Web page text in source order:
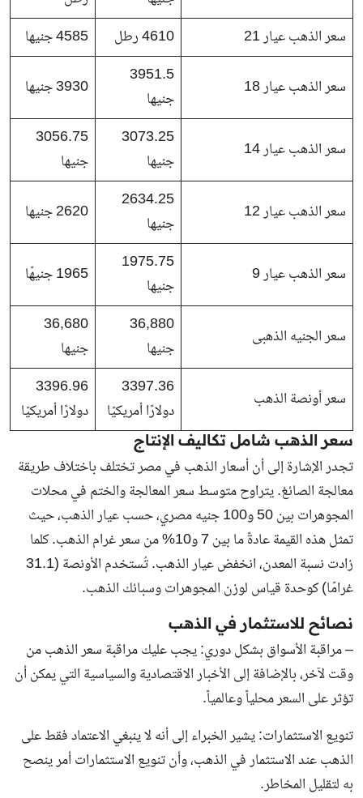
سعر الذهب عيار 21
4610 رطل 4585 جنيها
سعر الذهب عيار 18
3951.5
جنيها
3930 جنيها
سعر الذهب عيار 14
3073.25
جنيها
3056.75
جنيها
سعر الذهب عيار 12
2634.25
جنيها
2620 جنيها
سعر الذهب عيار 9
1975.75
جنيها
1965 جنيهًا
سعر الجنيه الذهبى
36,880
جنيها
36,680
جنيها
سعر أونصة الذهب
3397.36
دولارًا أمريكيًا
3396.96
دولارًا أمريكيًا
سعر الذهب شامل تكاليف الإنتاج
تجدر الإشارة إلى أن أسعار الذهب في مصر تختلف باختلاف طريقة
معالجة الصائغ. يتراوح متوسط سعر المعالجة والختم في محلات
المجوهرات بين 50 و100 جنيه مصري، حسب عيار الذهب، حيث
تمثل هذه القيمة عادةً ما بين 7 و10% من سعر غرام الذهب. كلما
زادت نسبة المعدن، انخفض عيار الذهب. تُستخدم الأونصة (31.1
غرامًا) كوحدة قياس لوزن المجوهرات وسبائك الذهب.
نصائح للاستثمار في الذهب
– مراقبة الأسواق بشكل دوري: يجب عليك مراقبة سعر الذهب من
وقت لآخر، بالإضافة إلى الأخبار الاقتصادية والسياسية التي يمكن أن
تؤثر على السعر محلياً وعالمياً.
تنويع الاستثمارات: يشير الخبراء إلى أنه لا ينبغي الاعتماد فقط على
الذهب عند الاستثمار في الذهب، وأن تنويع الاستثمارات أمر ينصح
به لتقليل المخاطر.